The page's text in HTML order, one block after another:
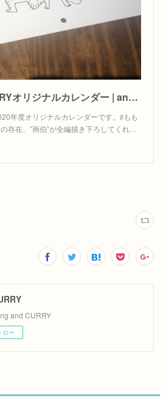
Kitchen and CURRYオリジナルカレンダー | andcurry powered by BASE
年度オリジナルカレンダーです。♯もも
存在、”画伯”が全編描き下ろしてくれ…
and CURRY
ロー